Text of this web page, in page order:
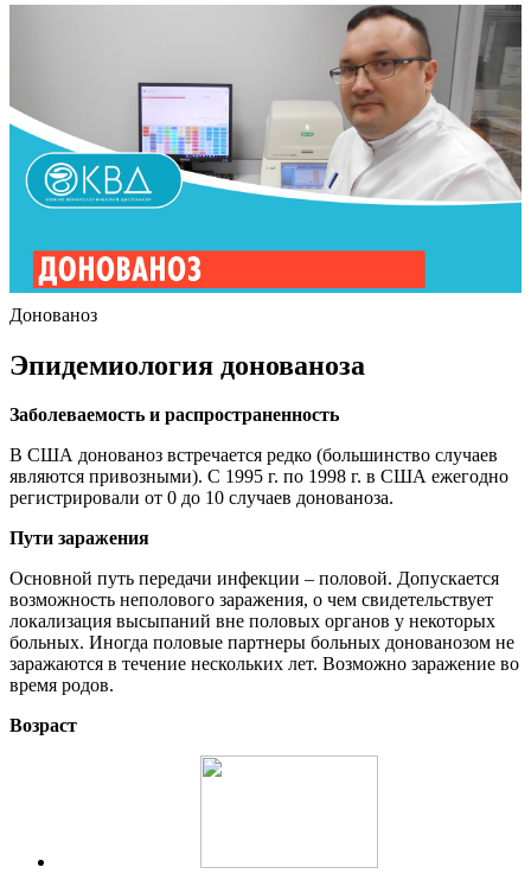
Донованоз
Эпидемиология донованоза
Заболеваемость и распространенность
В США донованоз встречается редко (большинство случаев
являются привозными). С 1995 г. по 1998 г. в США ежегодно
регистрировали от 0 до 10 случаев донованоза.
Пути заражения
Основной путь передачи инфекции – половой. Допускается
возможность неполового заражения, о чем свидетельствует
локализация высыпаний вне половых органов у некоторых
больных. Иногда половые партнеры больных донованозом не
заражаются в течение нескольких лет. Возможно заражение во
время родов.
Возраст